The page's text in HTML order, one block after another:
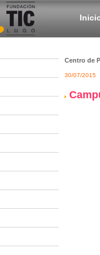
Centro de
30/07/2015